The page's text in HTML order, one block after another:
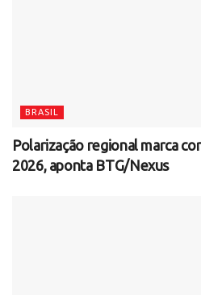
BRASIL
Polarização regional marca
2026, aponta BTG/Nexus